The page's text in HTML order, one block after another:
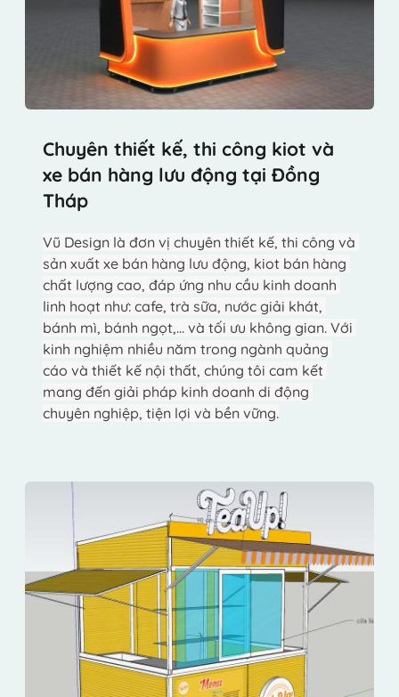
Chuyên thiết kế, thi công kiot và
xe bán hàng lưu động tại Đồng
Tháp
Vũ Design là đơn vị chuyên thiết kế, thi công và
sản xuất xe bán hàng lưu động, kiot bán hàng
chất lượng cao, đáp ứng nhu cầu kinh doanh
linh hoạt như: cafe, trà sữa, nước giải khát,
bánh mì, bánh ngọt,... và tối ưu không gian. Với
kinh nghiệm nhiều năm trong ngành quảng
cáo và thiết kế nội thất, chúng tôi cam kết
mang đến giải pháp kinh doanh di động
chuyên nghiệp, tiện lợi và bền vững.